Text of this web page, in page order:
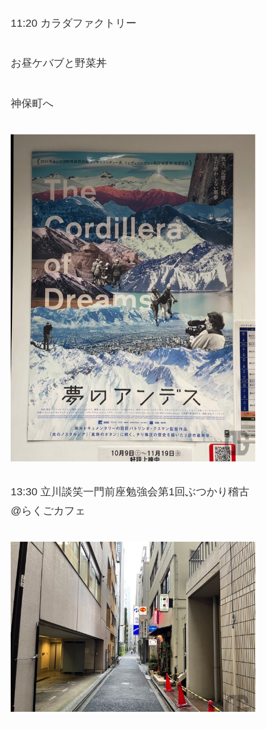
11:20 カラダファクトリー
お昼ケバブと野菜丼
神保町へ
13:30 立川談笑一門前座勉強会第1回ぶつかり稽古
@らくごカフェ